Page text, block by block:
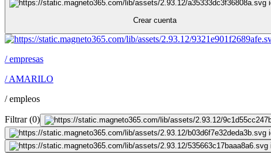
Crear cuenta
/empresas
/AMARILO
/empleos
Filtrar(0)